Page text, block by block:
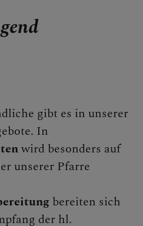
gibt es in unserer
In
wird besonders auf
unserer Pfarre
bereiten sich
der hl.